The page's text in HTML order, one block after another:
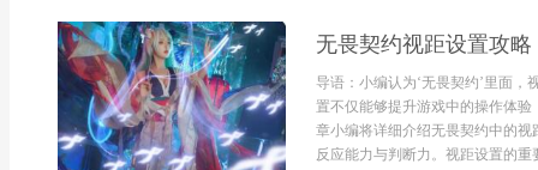
无畏契约视距设置攻略
导语：小编认为‘无畏契约’里面
置不仅能够提升游戏中的操作体
章小编将详细介绍无畏契约中的
反应能力与判断力。视距设置的